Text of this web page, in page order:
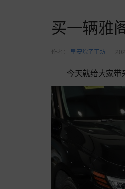
买一辆雅
作者： 早安院子工坊
今天就给大家